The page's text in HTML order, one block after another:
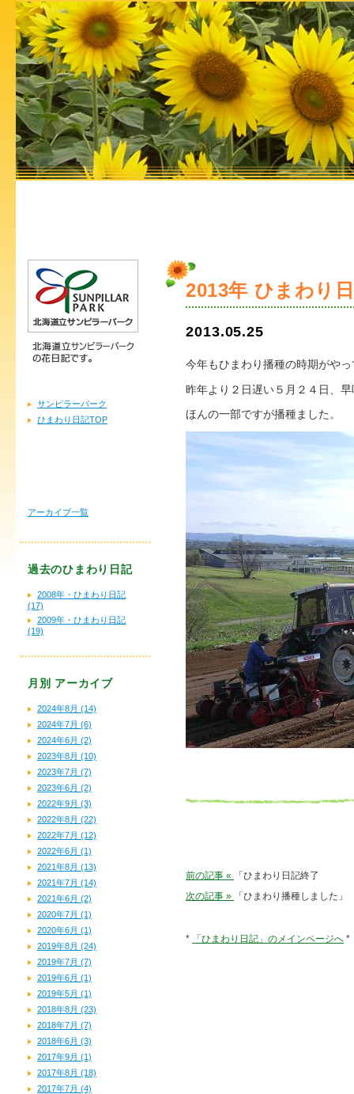
2013年 ひまわり
2013.05.25
今年もひまわり播種の時期がや
昨年より２日遅い５月２４日、
ほんの一部ですが播種ました。
前の記事 «
「ひまわり日記終了
次の記事 »
「ひまわり播種しました」
* 「ひまわり日記」のメインページへ *
サンピラーパーク
ひまわり日記TOP
アーカイブ一覧
過去のひまわり日記
2008年・ひまわり日記
(17)
2009年・ひまわり日記
(19)
月別 アーカイブ
2024年8月 (14)
2024年7月 (6)
2024年6月 (2)
2023年8月 (10)
2023年7月 (7)
2023年6月 (2)
2022年9月 (3)
2022年8月 (22)
2022年7月 (12)
2022年6月 (1)
2021年8月 (13)
2021年7月 (14)
2021年6月 (2)
2020年7月 (1)
2020年6月 (1)
2019年8月 (24)
2019年7月 (7)
2019年6月 (1)
2019年5月 (1)
2018年8月 (23)
2018年7月 (7)
2018年6月 (3)
2017年9月 (1)
2017年8月 (18)
2017年7月 (4)